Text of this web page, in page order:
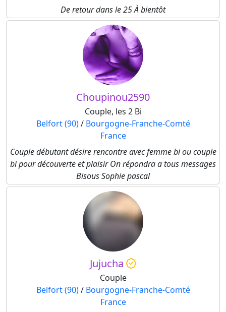
De retour dans le 25 À bientôt
Choupinou2590
Couple, les 2 Bi
Belfort (90)/ Bourgogne-Franche-Comté
France
Couple débutant désire rencontre avec femme bi ou couple
bi pour découverte et plaisir On répondra a tous messages
Bisous Sophie pascal
Jujucha
Couple
Belfort (90)/ Bourgogne-Franche-Comté
France